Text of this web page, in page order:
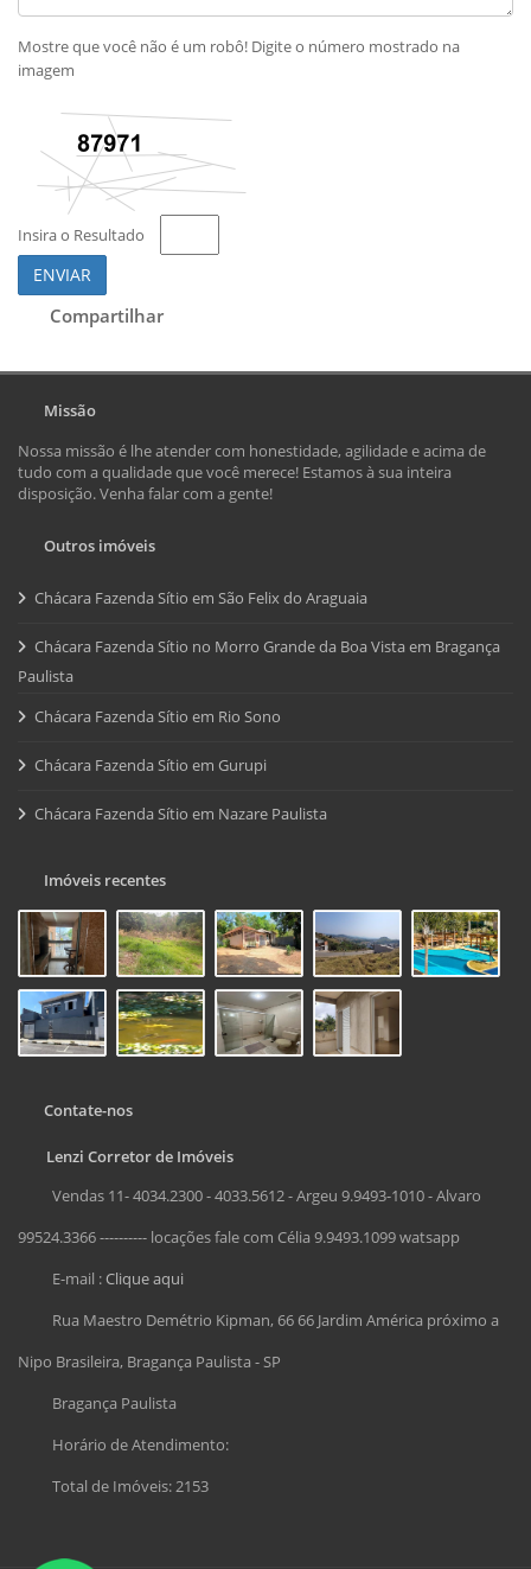
Mostre que você não é um robô! Digite o número mostrado na
imagem
Insira o Resultado
ENVIAR
Compartilhar
Missão
Nossa missão é lhe atender com honestidade, agilidade e acima de
tudo com a qualidade que você merece! Estamos à sua inteira
disposição. Venha falar com a gente!
Outros imóveis
Chácara Fazenda Sítio em São Felix do Araguaia
Chácara Fazenda Sítio no Morro Grande da Boa Vista em Bragança
Paulista
Chácara Fazenda Sítio em Rio Sono
Chácara Fazenda Sítio em Gurupi
Chácara Fazenda Sítio em Nazare Paulista
Imóveis recentes
Contate-nos
Lenzi Corretor de Imóveis
Vendas 11- 4034.2300 - 4033.5612 - Argeu 9.9493-1010 - Alvaro
99524.3366 ---------- locações fale com Célia 9.9493.1099 watsapp
E-mail :Clique aqui
Rua Maestro Demétrio Kipman, 66 66 Jardim América próximo a
Nipo Brasileira, Bragança Paulista - SP
Bragança Paulista
Horário de Atendimento:
Total de Imóveis: 2153